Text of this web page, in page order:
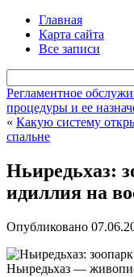
Главная
Карта сайта
Все записи
Регламентное
процедуры и ее
« Какую систему
спальне
Ньиредьхаз:
идиллия на
Опубликовано
Ньиредьхаз —